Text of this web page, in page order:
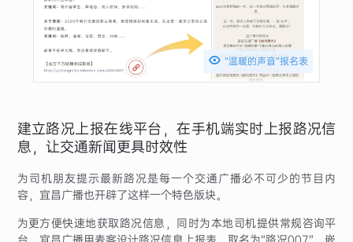
 “温暖的声音”报名表
建立路况上报在线平台，在手机端实时上报路况信
息，让交通新闻更具时效性
为司机朋友提示最新路况是每一个交通广播必不可少的节目内
容，宜昌广播也开辟了这样一个特色版块。
为更方便快速地获取路况信息，同时为本地司机提供常规咨询平